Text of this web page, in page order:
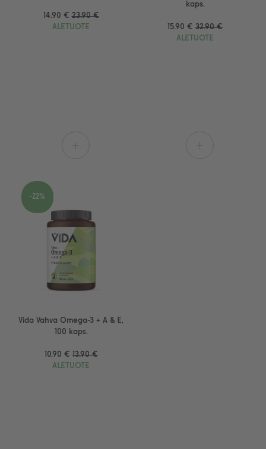
14.90 € 23.90 €
ALETUOTE
kaps.
15.90 € 32.90 €
ALETUOTE
Vida Vahva Omega-3 + A & E,
100 kaps.
10.90 € 13.90 €
ALETUOTE
-22%